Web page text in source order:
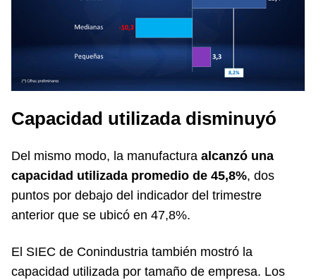
Capacidad utilizada disminuyó
Del mismo modo, la manufactura alcanzó una
capacidad utilizada promedio de 45,8%, dos
puntos por debajo del indicador del trimestre
anterior que se ubicó en 47,8%.
El SIEC de Conindustria también mostró la
capacidad utilizada por tamaño de empresa. Los